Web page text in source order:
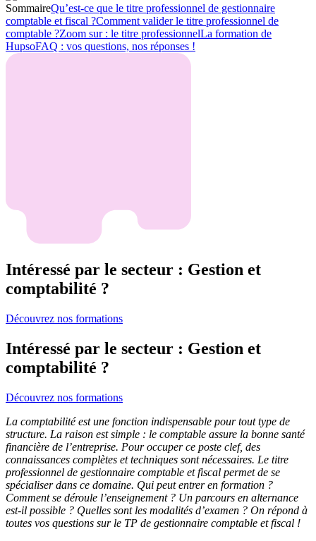
SommaireQu’est-ce que le titre professionnel de gestionnaire
comptable et fiscal ?Comment valider le titre professionnel de
comptable ?Zoom sur : le titre professionnelLa formation de
HupsoFAQ : vos questions, nos réponses !
Intéressé par le secteur : Gestion et
comptabilité ?
Découvrez nos formations
Intéressé par le secteur : Gestion et
comptabilité ?
Découvrez nos formations
La comptabilité est une fonction indispensable pour tout type de
structure. La raison est simple : le comptable assure la bonne santé
financière de l’entreprise. Pour occuper ce poste clef, des
connaissances complètes et techniques sont nécessaires. Le titre
professionnel de gestionnaire comptable et fiscal permet de se
spécialiser dans ce domaine. Qui peut entrer en formation ?
Comment se déroule l’enseignement ? Un parcours en alternance
est-il possible ? Quelles sont les modalités d’examen ? On répond à
toutes vos questions sur le TP de gestionnaire comptable et fiscal !